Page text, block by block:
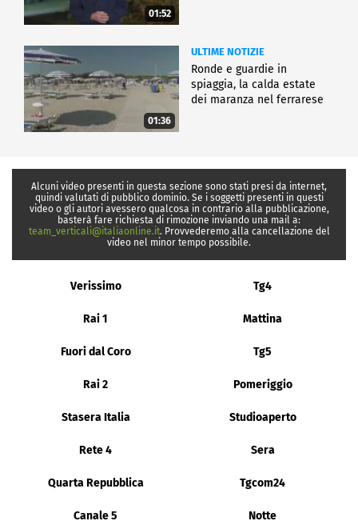
01:52
01:36
ULTIME NOTIZIE
Ronde e guardie in
spiaggia, la calda estate
dei maranza nel ferrarese
Alcuni video presenti in questa sezione sono stati presi da internet,
quindi valutati di pubblico dominio. Se i soggetti presenti in questi
video o gli autori avessero qualcosa in contrario alla pubblicazione,
basterà fare richiesta di rimozione inviando una mail a:
team_verticali@italiaonline.it. Provvederemo alla cancellazione del
video nel minor tempo possibile.
Verissimo Tg4
Rai 1 Mattina
Fuori dal Coro Tg5
Rai 2 Pomeriggio
Stasera Italia Studioaperto
Rete 4 Sera
Quarta Repubblica Tgcom24
Canale 5 Notte